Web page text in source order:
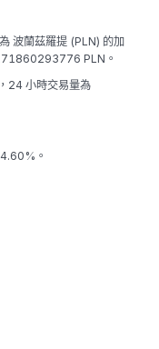
波蘭茲羅提 (PLN) 的加
PLN。
24 小時交易量為
。